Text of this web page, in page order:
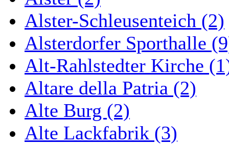
Alster-Schleusenteich (2)
Alsterdorfer Sporthalle
Alt-Rahlstedter Kirche
Altare della Patria (2)
Alte Burg (2)
Alte Lackfabrik (3)